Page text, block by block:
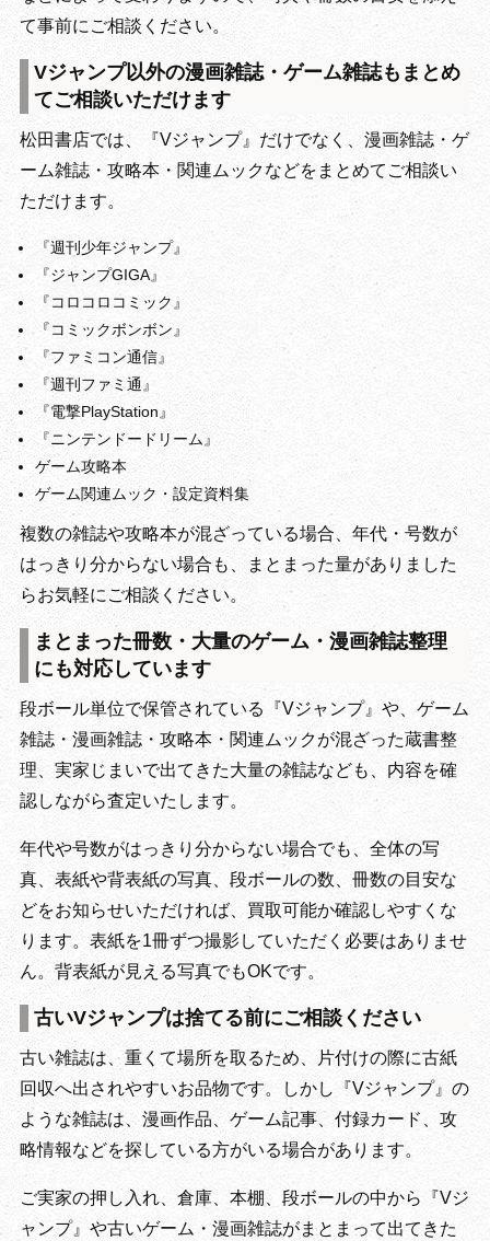
て事前にご相談ください。
Vジャンプ以外の漫画雑誌・ゲーム雑誌もまとめ
てご相談いただけます
松田書店では、『Vジャンプ』だけでなく、漫画雑誌・ゲ
ーム雑誌・攻略本・関連ムックなどをまとめてご相談い
ただけます。
『週刊少年ジャンプ』
『ジャンプGIGA』
『コロコロコミック』
『コミックボンボン』
『ファミコン通信』
『週刊ファミ通』
『電撃PlayStation』
『ニンテンドードリーム』
ゲーム攻略本
ゲーム関連ムック・設定資料集
複数の雑誌や攻略本が混ざっている場合、年代・号数が
はっきり分からない場合も、まとまった量がありました
らお気軽にご相談ください。
まとまった冊数・大量のゲーム・漫画雑誌整理
にも対応しています
段ボール単位で保管されている『Vジャンプ』や、ゲーム
雑誌・漫画雑誌・攻略本・関連ムックが混ざった蔵書整
理、実家じまいで出てきた大量の雑誌なども、内容を確
認しながら査定いたします。
年代や号数がはっきり分からない場合でも、全体の写
真、表紙や背表紙の写真、段ボールの数、冊数の目安な
どをお知らせいただければ、買取可能か確認しやすくな
ります。表紙を1冊ずつ撮影していただく必要はありませ
ん。背表紙が見える写真でもOKです。
古いVジャンプは捨てる前にご相談ください
古い雑誌は、重くて場所を取るため、片付けの際に古紙
回収へ出されやすいお品物です。しかし『Vジャンプ』の
ような雑誌は、漫画作品、ゲーム記事、付録カード、攻
略情報などを探している方がいる場合があります。
ご実家の押し入れ、倉庫、本棚、段ボールの中から『Vジ
ャンプ』や古いゲーム・漫画雑誌がまとまって出てきた